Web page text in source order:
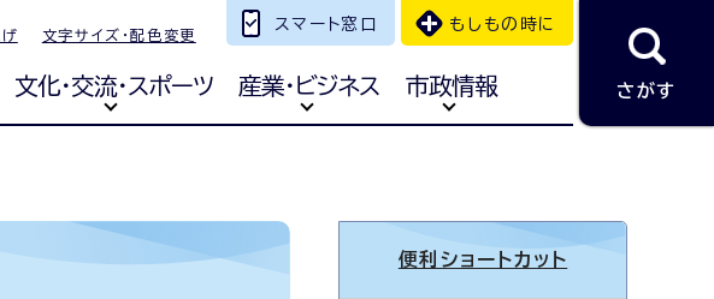
文字サイズ・配色変更
スマート窓口 もしもの時に
文化・交流・スポーツ 産業・ビジネス 市政情報 さがす
便利ショートカット